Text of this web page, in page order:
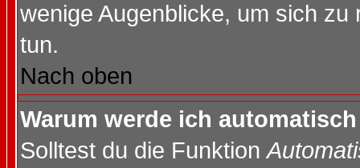
wenige Augenblicke, um sich
tun.
Nach oben
Warum werde ich
Solltest du die Funktion